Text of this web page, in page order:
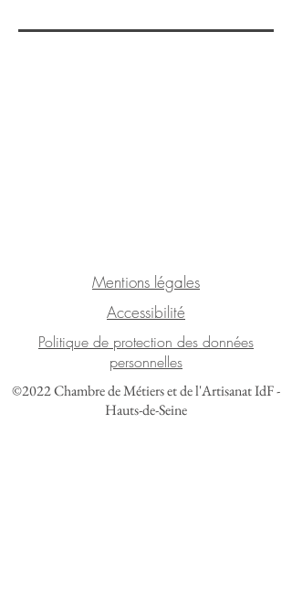
Mentions légales
Accessibilité
Politique de protection des données
personnelles
©2022 Chambre de Métiers et de l'Artisanat IdF -
Hauts-de-Seine